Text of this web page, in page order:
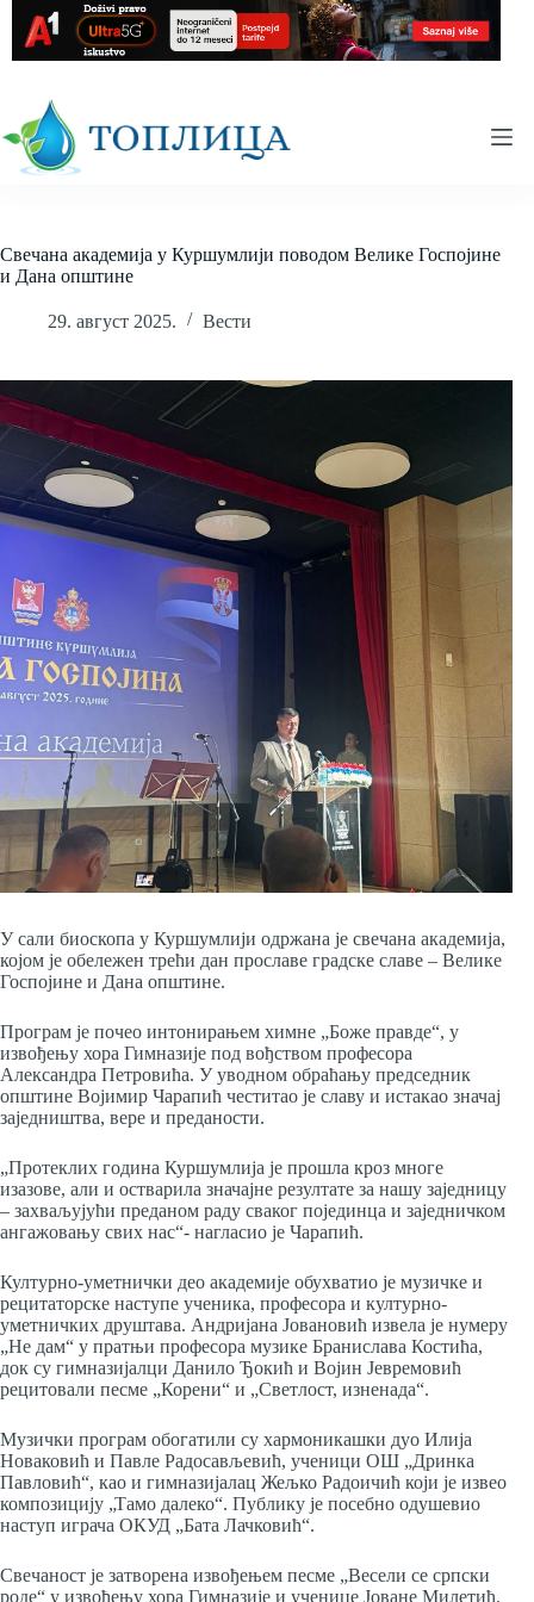
content
Свечана академија у Куршумлији поводом Велике Госпојине
и Дана општине
29. август 2025. Вести
У сали биоскопа у Куршумлији одржана је свечана академија,
којом је обележен трећи дан прославе градске славе – Велике
Госпојине и Дана општине.
Програм је почео интонирањем химне „Боже правде“, у
извођењу хора Гимназије под вођством професора
Александра Петровића. У уводном обраћању председник
општине Војимир Чарапић честитао је славу и истакао значај
заједништва, вере и преданости.
„Протеклих година Куршумлија је прошла кроз многе
изазове, али и остварила значајне резултате за нашу заједницу
– захваљујући преданом раду сваког појединца и заједничком
ангажовању свих нас“- нагласио је Чарапић.
Културно-уметнички део академије обухватио је музичке и
рецитаторске наступе ученика, професора и културно-
уметничких друштава. Андријана Јовановић извела је нумеру
„Не дам“ у пратњи професора музике Бранислава Костића,
док су гимназијалци Данило Ђокић и Војин Јевремовић
рецитовали песме „Корени“ и „Светлост, изненада“.
Музички програм обогатили су хармоникашки дуо Илија
Новаковић и Павле Радосављевић, ученици ОШ „Дринка
Павловић“, као и гимназијалац Жељко Радоичић који је извео
композицију „Тамо далеко“. Публику је посебно одушевио
наступ играча ОКУД „Бата Лачковић“.
Свечаност је затворена извођењем песме „Весели се српски
роде“ у извођењу хора Гимназије и ученице Јоване Милетић.